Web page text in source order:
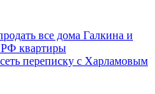
все дома Галкина и
квартиры
переписку с Харламовым